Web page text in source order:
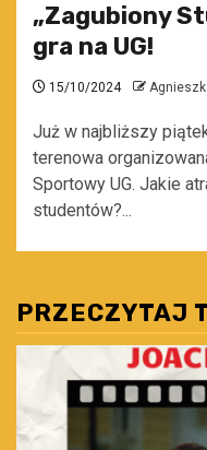
„Zagubiony
gra na UG!
15/10/2024
Już w najbliższy
terenowa
Sportowy UG. Jakie
studentów?...
PRZECZYTAJ